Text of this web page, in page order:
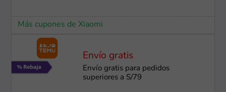
Más cupones de Xiaomi
Envío gratis
Envío gratis para pedidos
superiores a S/79